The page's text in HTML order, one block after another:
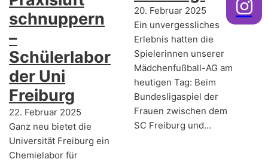
schnuppern
–
Schülerlabor
der Uni
Freiburg
22. Februar 2025
Ganz neu bietet die
Universität Freiburg ein
Chemielabor für
20. Februar 2025
Ein unvergessliches
Erlebnis hatten die
Spielerinnen unserer
Mädchenfußball-AG am
heutigen Tag: Beim
Bundesligaspiel der
Frauen zwischen dem
SC Freiburg und…